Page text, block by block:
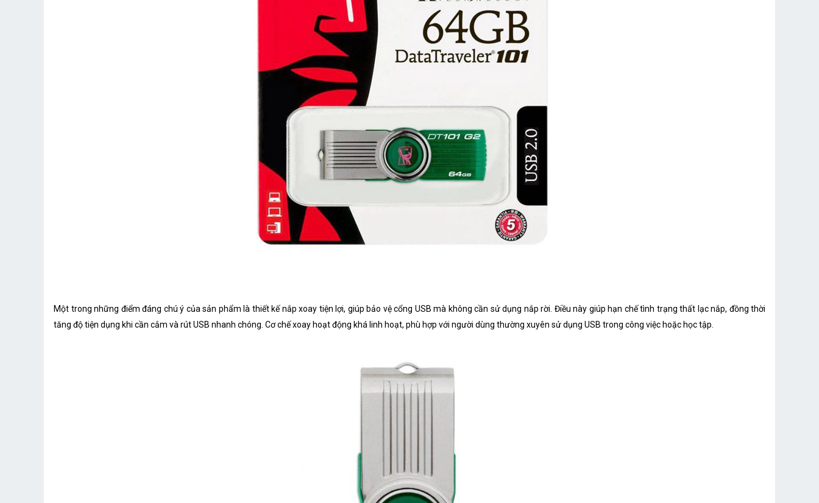
Một trong những điểm đáng chú ý của sản phẩm là thiết kế nắp xoay tiện lợi, giúp bảo vệ cổng USB mà không cần sử dụng nắp rời. Điều này giúp hạn chế tình trạng thất lạc nắp, đồng thời
tăng độ tiện dụng khi cần cắm và rút USB nhanh chóng. Cơ chế xoay hoạt động khá linh hoạt, phù hợp với người dùng thường xuyên sử dụng USB trong công việc hoặc học tập.